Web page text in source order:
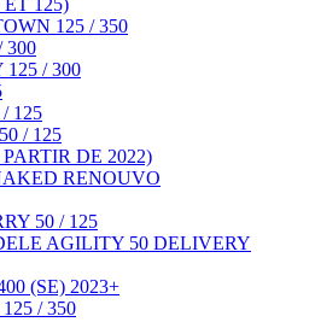
125)
125 / 350
300
/ 300
125
/ 125
DE 2022)
RENOUVO
50 / 125
AGILITY 50 DELIVERY
(SE) 2023+
/ 350